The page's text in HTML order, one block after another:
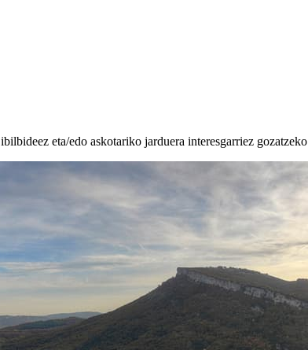
eta/edo askotariko jarduera interesgarriez gozatzeko